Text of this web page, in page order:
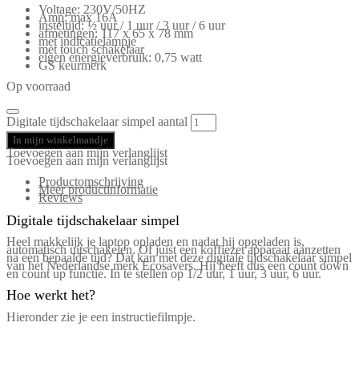
Voltage: 230V/50HZ
Amp: max 16A
insteltijd: ½ uur / 1 uur / 3 uur / 6 uur
afmetingen: 117 x 65 x 78 mm
met indicatielampje
met touch schakelaar
eigen energieverbruik: 0,75 watt
GS keurmerk
Op voorraad
Digitale tijdschakelaar simpel aantal
In mijn winkelmandje
Toevoegen aan mijn verlanglijst
Toevoegen aan mijn verlanglijst
Productomschrijving
Meer productinformatie
Reviews
Digitale tijdschakelaar simpel
Heel makkelijk je laptop opladen en nadat hij opgeladen is,
automatisch uitschakelen. Of juist een koffiezet apparaat aanzetten
na een bepaalde tijd? Dat kan met deze digitale tijdschakelaar simpel
van het Nederlandse merk Ecosavers. Hij heeft dus een count down
en count up functie. In te stellen op 1/2 uur, 1 uur, 3 uur, 6 uur.
Hoe werkt het?
Hieronder zie je een instructiefilmpje.